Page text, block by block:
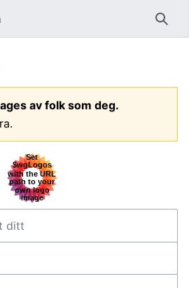
Søk
av folk som deg.